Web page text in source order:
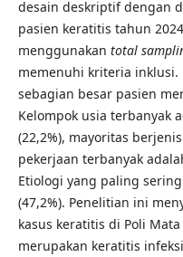
desain deskriptif dengan
pasien keratitis tahun
menggunakan total
memenuhi kriteria
sebagian besar pasien
Kelompok usia terbanyak
(22,2%), mayoritas
pekerjaan terbanyak
Etiologi yang paling
(47,2%). Penelitian ini
kasus keratitis di Poli
merupakan keratitis